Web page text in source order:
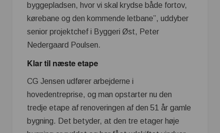
byggepladsen, hvor vi skal krydse både fortov,
kørebane og den kommende letbane”, uddyber
senior projektchef i Byggeri Øst, Peter
Nedergaard Poulsen.
Klar til næste etape
CG Jensen udfører arbejderne i
hovedentreprise, og man opstarter nu den
tredje etape af renoveringen af den 51 år gamle
bygning. Det betyder, at den tre etager høje